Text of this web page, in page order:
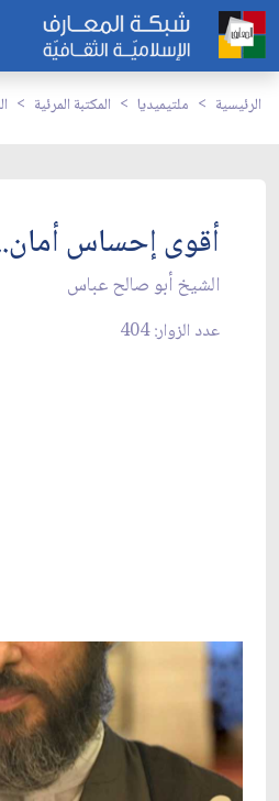
الرئيسية ملتيميديا المكتبة المرئية
أقوى إحساس
الشيخ أبو صالح عباس
عدد الزوار: 404